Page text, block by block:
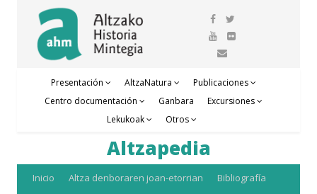
Presentación AltzaNatura
Publicaciones
Centro documentación
Ganbara
Excursiones
Lekukoak
Otros
Altzapedia
Saltar
Inicio Altza denboraren joan-etorrian Bibliografía